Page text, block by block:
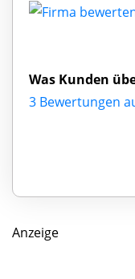
Was Kunden
3 Bewertungen
Anzeige